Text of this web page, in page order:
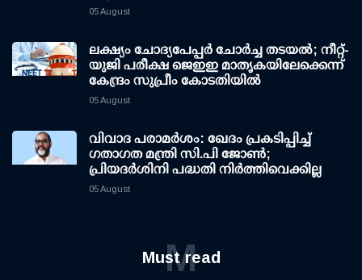
05 August
ലക്ഷ്യം ചോദ്യപേപ്പര്‍ ചോര്‍ച്ച തടയല്‍; നീറ്റ്-
യുജി പരീക്ഷ ജെഇഇ മാതൃകയിലേക്കെന്ന്
കേന്ദ്രം സുപ്രീം കോടതിയില്‍
05 August
വിവാദ പരാമര്‍ശം: ഖേദം പ്രകടിപ്പിച്ച്
ഗതാഗത മന്ത്രി സി.പി ജോണ്‍;
പ്രിയദര്‍ശിനി പദ്ധതി നിര്‍ത്തിവെക്കില്ല
05 August
Must read
M